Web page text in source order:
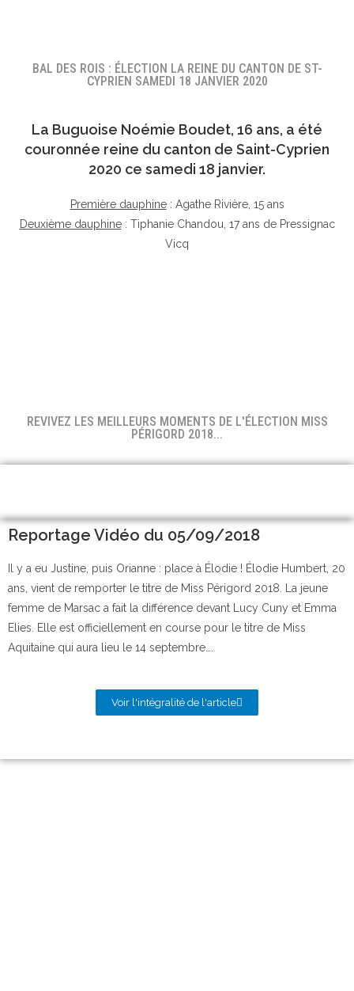
BAL DES ROIS : ÉLECTION LA REINE DU CANTON DE ST-
CYPRIEN SAMEDI 18 JANVIER 2020
La Buguoise Noémie Boudet, 16 ans, a été
couronnée reine du canton de Saint-Cyprien
2020 ce samedi 18 janvier.
Première dauphine: Agathe Rivière, 15 ans
Deuxième dauphine: Tiphanie Chandou, 17 ans de Pressignac
Vicq
REVIVEZ LES MEILLEURS MOMENTS DE L'ÉLECTION MISS
PÉRIGORD 2018...
Reportage Vidéo du 05/09/2018
Il y a eu Justine, puis Orianne : place à Élodie ! Élodie Humbert, 20
ans, vient de remporter le titre de Miss Périgord 2018. La jeune
femme de Marsac a fait la différence devant Lucy Cuny et Emma
Elies. Elle est officiellement en course pour le titre de Miss
Aquitaine qui aura lieu le 14 septembre….
Voir l'intégralité de l'article